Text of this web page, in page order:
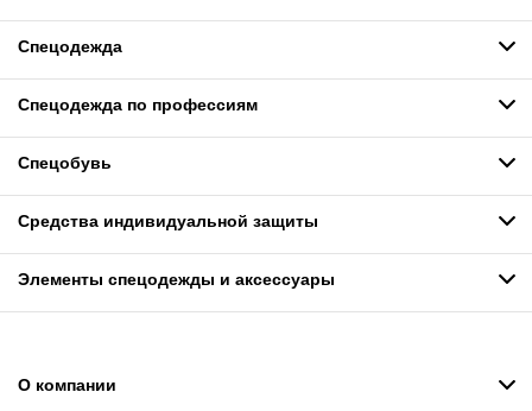
Спецодежда
Спецодежда по профессиям
Спецобувь
Средства индивидуальной защиты
Элементы спецодежды и аксессуары
О компании